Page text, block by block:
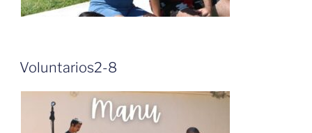
Voluntarios2-8